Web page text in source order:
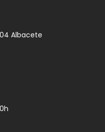
Albacete